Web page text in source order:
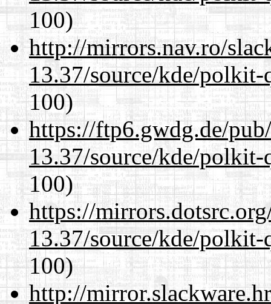
100)
http://mirrors.nav.ro/
13.37/source/kde/
100)
https://ftp6.gwdg.de/
13.37/source/kde/
100)
https://
13.37/source/kde/
100)
http://